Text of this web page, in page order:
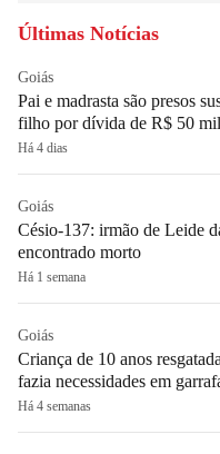
Últimas Notícias
Goiás
Pai e madrasta são presos
filho por dívida de R$ 50 mil
Há 4 dias
Goiás
Césio-137: irmão de Leide
encontrado morto
Há 1 semana
Goiás
Criança de 10 anos
fazia necessidades em
Há 4 semanas